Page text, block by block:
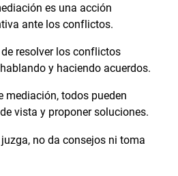
es una acción
ante los conflictos.
resolver los conflictos
y haciendo acuerdos.
mediación, todos pueden
vista y proponer soluciones.
no da consejos ni toma